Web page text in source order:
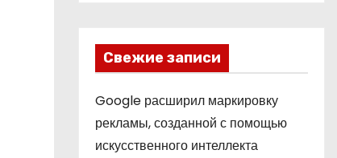
Свежие записи
Google расширил маркировку
рекламы, созданной с помощью
искусственного интеллекта